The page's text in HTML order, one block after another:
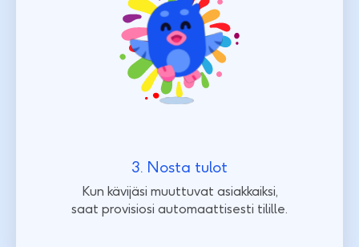
3. Nosta tulot
Kun kävijäsi muuttuvat asiakkaiksi,
saat provisiosi automaattisesti tilille.